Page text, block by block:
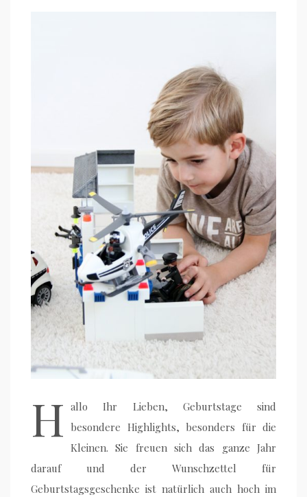
H allo Ihr Lieben, Geburtstage sind
besondere Highlights, besonders für die
Kleinen. Sie freuen sich das ganze Jahr
darauf und der Wunschzettel für
Geburtstagsgeschenke ist natürlich auch hoch im